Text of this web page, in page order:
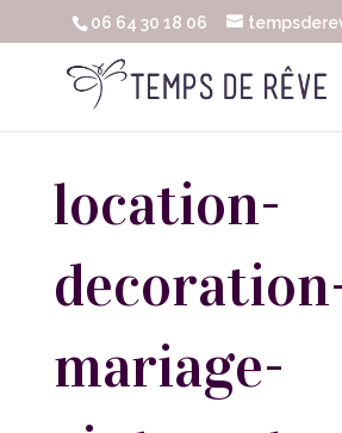
06 64 30 18 06
location-
mariage-